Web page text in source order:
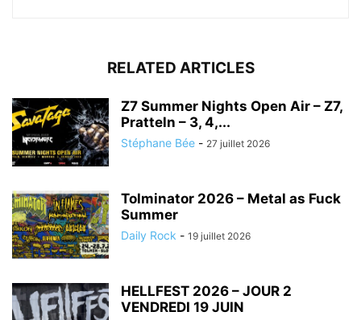
RELATED ARTICLES
Z7 Summer Nights Open Air – Z7,
Pratteln – 3, 4,...
Stéphane Bée - 27 juillet 2026
Tolminator 2026 – Metal as Fuck
Summer
Daily Rock - 19 juillet 2026
HELLFEST 2026 – JOUR 2
VENDREDI 19 JUIN